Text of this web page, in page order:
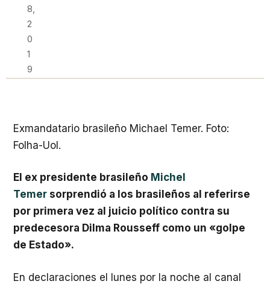
8,
2
0
1
9
Exmandatario brasileño Michael Temer. Foto:
Folha-Uol.
El ex presidente brasileño Michel
Temer sorprendió a los brasileños al referirse
por primera vez al juicio político contra su
predecesora Dilma Rousseff como un «golpe
de Estado».
En declaraciones el lunes por la noche al canal